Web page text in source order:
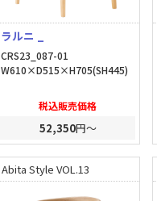
ラルニ _
CRS23_087-01
W610×D515×H705(SH445)
税込販売価格
52,350円～
Abita Style VOL.13